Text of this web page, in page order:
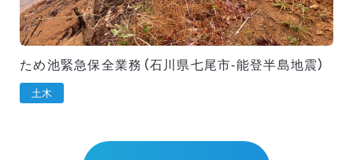
ため池緊急保全業務（石川県七尾市-能登半島地震）
土木